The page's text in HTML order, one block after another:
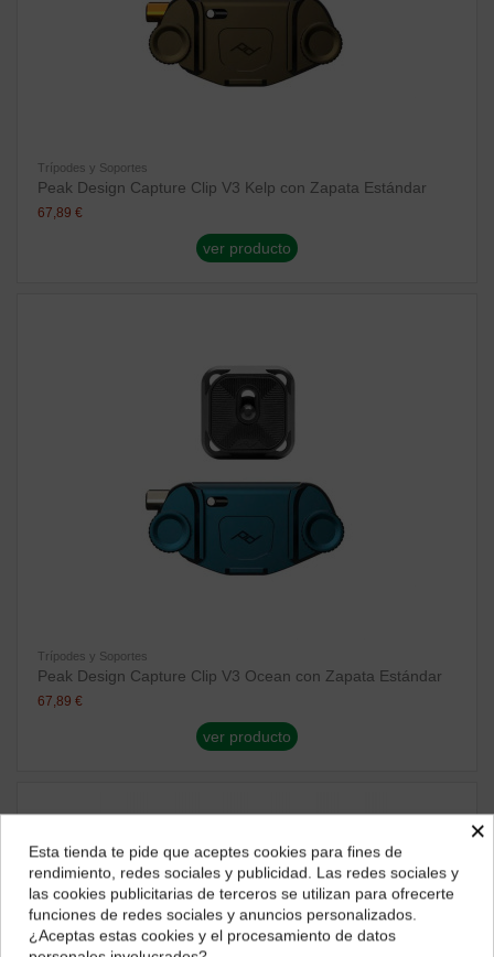
Trípodes y Soportes
Peak Design Capture Clip V3 Kelp con Zapata Estándar
67,89 €
ver producto
Trípodes y Soportes
Peak Design Capture Clip V3 Ocean con Zapata Estándar
67,89 €
ver producto
¿Dónde deseas recibir tu pedido?
Selecciona tu ubicación para mostrarte los precios e
impuestos correctos para tu región.
×
Esta tienda te pide que aceptes cookies para fines de
rendimiento, redes sociales y publicidad. Las redes sociales y
las cookies publicitarias de terceros se utilizan para ofrecerte
funciones de redes sociales y anuncios personalizados.
¿Aceptas estas cookies y el procesamiento de datos